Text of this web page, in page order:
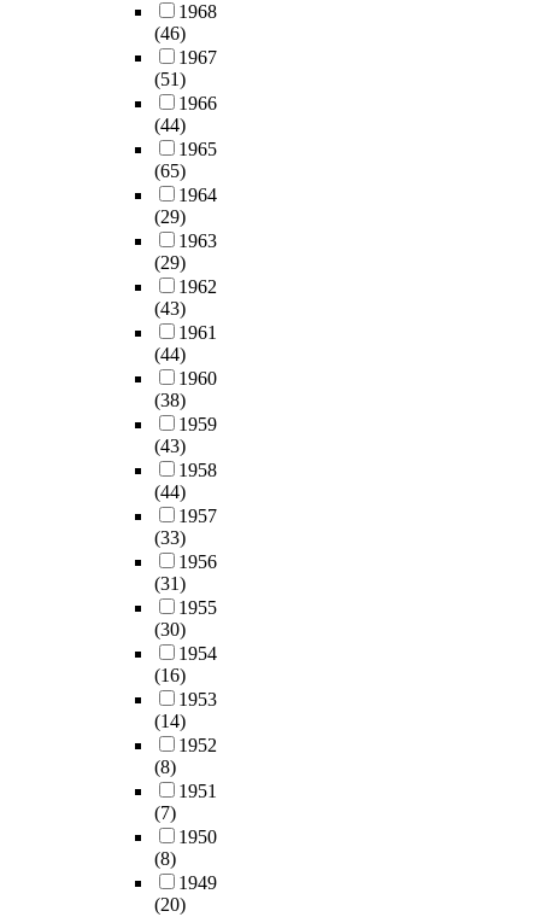
1968
(46)
1967
(51)
1966
(44)
1965
(65)
1964
(29)
1963
(29)
1962
(43)
1961
(44)
1960
(38)
1959
(43)
1958
(44)
1957
(33)
1956
(31)
1955
(30)
1954
(16)
1953
(14)
1952
(8)
1951
(7)
1950
(8)
1949
(20)